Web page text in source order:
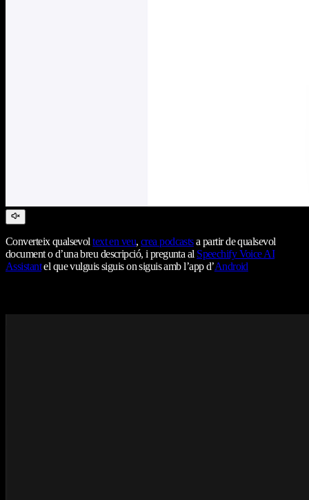
Converteix qualsevoltext en veu, crea podcastsa partir de qualsevol
document o d’una breu descripció, i pregunta al Speechify Voice AI
Assistantel que vulguis siguis on siguis amb l’app d’Android